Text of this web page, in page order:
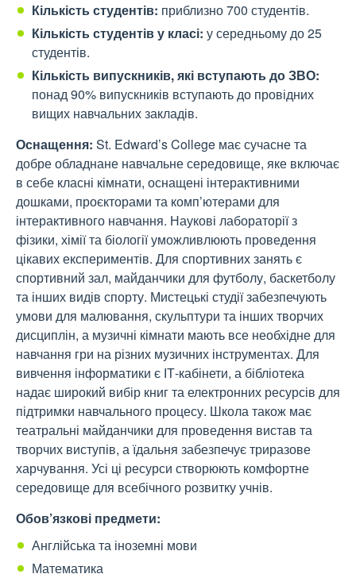
Кількість студентів: приблизно 700 студентів.
Кількість студентів у класі: у середньому до 25
студентів.
Кількість випускників, які вступають до ЗВО:
понад 90% випускників вступають до провідних
вищих навчальних закладів.
Оснащення: St. Edward’s College має сучасне та
добре обладнане навчальне середовище, яке включає
в себе класні кімнати, оснащені інтерактивними
дошками, проєкторами та комп’ютерами для
інтерактивного навчання. Наукові лабораторії з
фізики, хімії та біології уможливлюють проведення
цікавих експериментів. Для спортивних занять є
спортивний зал, майданчики для футболу, баскетболу
та інших видів спорту. Мистецькі студії забезпечують
умови для малювання, скульптури та інших творчих
дисциплін, а музичні кімнати мають все необхідне для
навчання гри на різних музичних інструментах. Для
вивчення інформатики є ІТ-кабінети, а бібліотека
надає широкий вибір книг та електронних ресурсів для
підтримки навчального процесу. Школа також має
театральні майданчики для проведення вистав та
творчих виступів, а їдальня забезпечує триразове
харчування. Усі ці ресурси створюють комфортне
середовище для всебічного розвитку учнів.
Обов’язкові предмети:
Англійська та іноземні мови
Математика